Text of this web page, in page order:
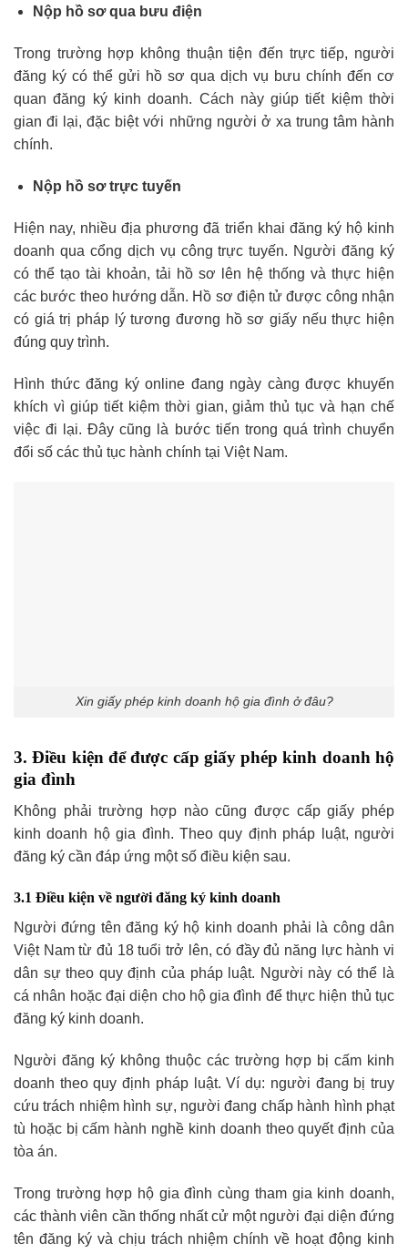
Nộp hồ sơ qua bưu điện
Trong trường hợp không thuận tiện đến trực tiếp, người
đăng ký có thể gửi hồ sơ qua dịch vụ bưu chính đến cơ
quan đăng ký kinh doanh. Cách này giúp tiết kiệm thời
gian đi lại, đặc biệt với những người ở xa trung tâm hành
chính.
Nộp hồ sơ trực tuyến
Hiện nay, nhiều địa phương đã triển khai đăng ký hộ kinh
doanh qua cổng dịch vụ công trực tuyến. Người đăng ký
có thể tạo tài khoản, tải hồ sơ lên hệ thống và thực hiện
các bước theo hướng dẫn. Hồ sơ điện tử được công nhận
có giá trị pháp lý tương đương hồ sơ giấy nếu thực hiện
đúng quy trình.
Hình thức đăng ký online đang ngày càng được khuyến
khích vì giúp tiết kiệm thời gian, giảm thủ tục và hạn chế
việc đi lại. Đây cũng là bước tiến trong quá trình chuyển
đổi số các thủ tục hành chính tại Việt Nam.
Xin giấy phép kinh doanh hộ gia đình ở đâu?
3. Điều kiện để được cấp giấy phép kinh doanh hộ
gia đình
Không phải trường hợp nào cũng được cấp giấy phép
kinh doanh hộ gia đình. Theo quy định pháp luật, người
đăng ký cần đáp ứng một số điều kiện sau.
3.1 Điều kiện về người đăng ký kinh doanh
Người đứng tên đăng ký hộ kinh doanh phải là công dân
Việt Nam từ đủ 18 tuổi trở lên, có đầy đủ năng lực hành vi
dân sự theo quy định của pháp luật. Người này có thể là
cá nhân hoặc đại diện cho hộ gia đình để thực hiện thủ tục
đăng ký kinh doanh.
Người đăng ký không thuộc các trường hợp bị cấm kinh
doanh theo quy định pháp luật. Ví dụ: người đang bị truy
cứu trách nhiệm hình sự, người đang chấp hành hình phạt
tù hoặc bị cấm hành nghề kinh doanh theo quyết định của
tòa án.
Trong trường hợp hộ gia đình cùng tham gia kinh doanh,
các thành viên cần thống nhất cử một người đại diện đứng
tên đăng ký và chịu trách nhiệm chính về hoạt động kinh